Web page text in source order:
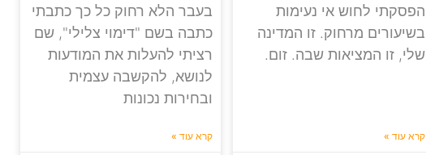
הפסקתי לחוש אי נעימות
בשיעורים מרחוק. זו המדינה
שלי, זו המציאות שבה. זום.
קרא עוד »
בעבר הלא רחוק כל כך כתבתי
כתבה בשם "דימוי צלילי", שם
רציתי להעלות את המודעות
לנושא, להקשבה עצמית
ובחירות נכונות
קרא עוד »